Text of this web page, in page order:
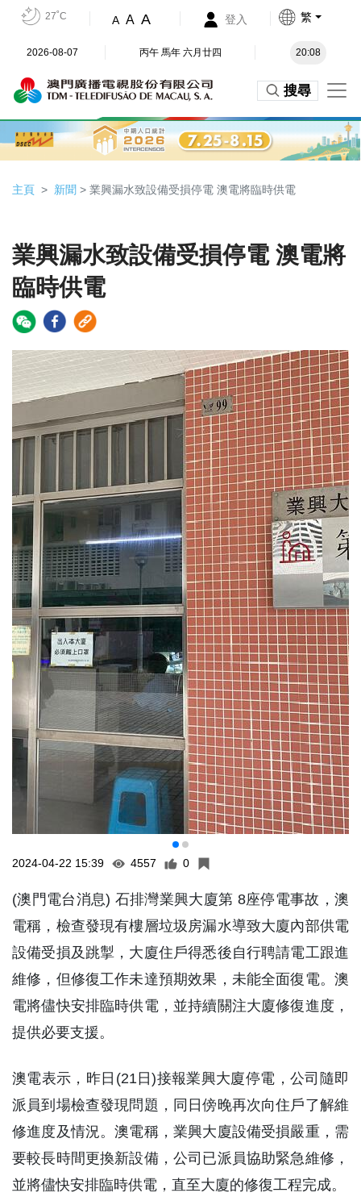
27˚C A A A 登入 繁
2026-08-07 丙午 馬年 六月廿四 20:08
搜尋
主頁 新聞 > 業興漏水致設備受損停電 澳電將臨時供電
業興漏水致設備受損停電 澳電將
臨時供電
2024-04-22 15:39 4557 0
(澳門電台消息) 石排灣業興大廈第 8座停電事故，澳
電稱，檢查發現有樓層垃圾房漏水導致大廈內部供電
設備受損及跳掣，大廈住戶得悉後自行聘請電工跟進
維修，但修復工作未達預期效果，未能全面復電。澳
電將儘快安排臨時供電，並持續關注大廈修復進度，
提供必要支援。
澳電表示，昨日(21日)接報業興大廈停電，公司隨即
派員到場檢查發現問題，同日傍晚再次向住戶了解維
修進度及情況。澳電稱，業興大廈設備受損嚴重，需
要較長時間更換新設備，公司已派員協助緊急維修，
並將儘快安排臨時供電，直至大廈的修復工程完成。